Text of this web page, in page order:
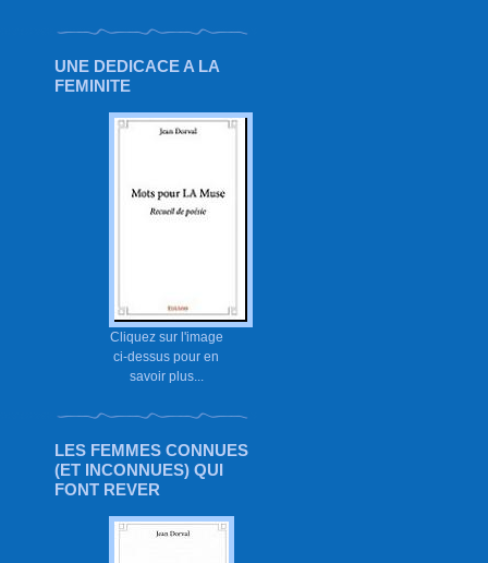
UNE DEDICACE A LA
FEMINITE
Cliquez sur l'image
ci-dessus pour en
savoir plus...
LES FEMMES CONNUES
(ET INCONNUES) QUI
FONT REVER